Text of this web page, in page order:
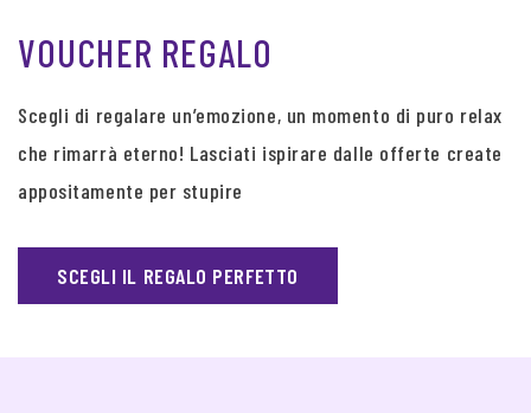
VOUCHER REGALO
Scegli di regalare un’emozione, un momento di puro relax
che rimarrà eterno! Lasciati ispirare dalle offerte create
appositamente per stupire
SCEGLI IL REGALO PERFETTO